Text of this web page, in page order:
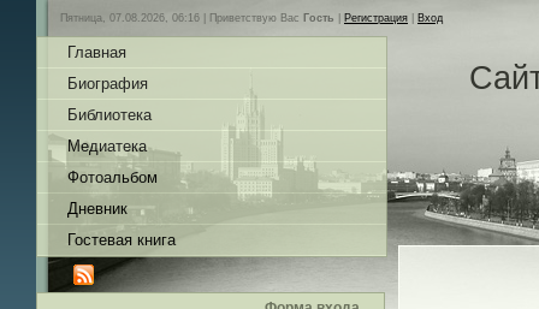
Пятница, 07.08.2026, 06:16 | Приветствую Вас Гость Регистрация Вход
Главная
Биография
Библиотека
Медиатека
Фотоальбом
Дневник
Гостевая книга